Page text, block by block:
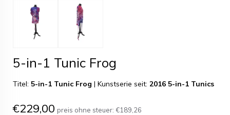
5-in-1 Tunic Frog
Titel: 5-in-1 Tunic Frog | Kunstserie seit: 2016 5-in-1 Tunics
€229,00 preis ohne steuer: €189,26